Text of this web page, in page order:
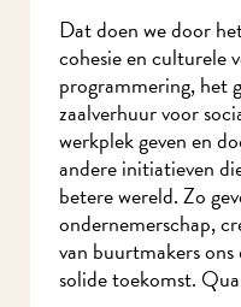
Dat doen we door
cohesie en culturele
programmering, het
zaalverhuur voor
werkplek geven en
andere initiatieven
betere wereld. Zo
ondernemerschap,
van buurtmakers
solide toekomst.